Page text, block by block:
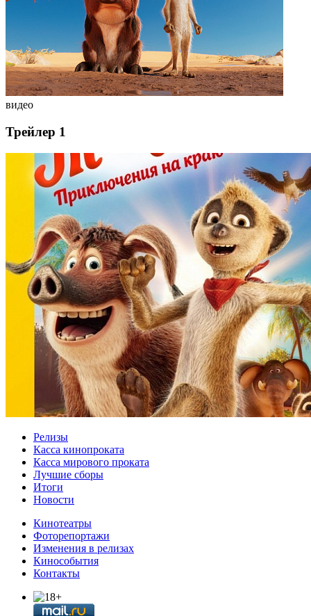
видео
Трейлер 1
Релизы
Касса кинопроката
Касса мирового проката
Лучшие сборы
Итоги
Новости
Кинотеатры
Фоторепортажи
Изменения в релизах
Кинособытия
Контакты